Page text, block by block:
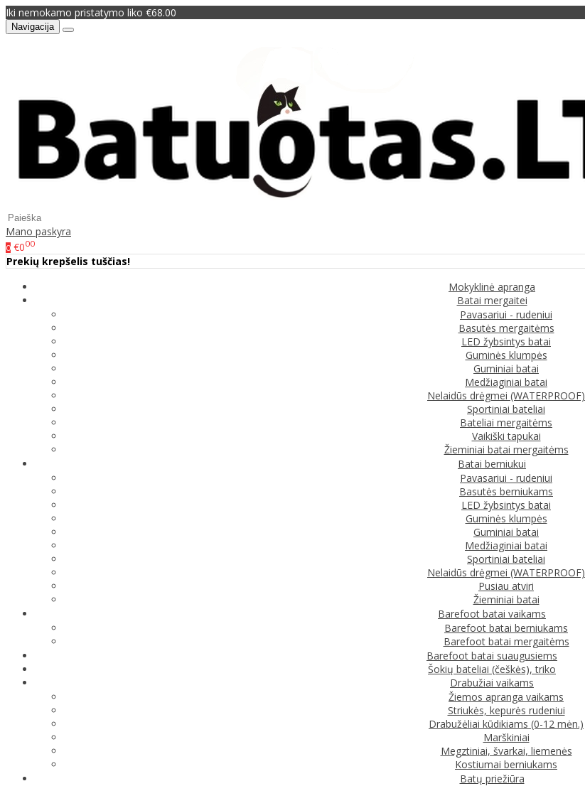
Iki nemokamo pristatymo liko €68.00
Navigacija
Mano paskyra
0 €000
Prekių krepšelis tuščias!
Mokyklinė apranga
Batai mergaitei
Pavasariui - rudeniui
Basutės mergaitėms
LED žybsintys batai
Guminės klumpės
Guminiai batai
Medžiaginiai batai
Nelaidūs drėgmei (WATERPROOF)
Sportiniai bateliai
Bateliai mergaitėms
Vaikiški tapukai
Žieminiai batai mergaitėms
Batai berniukui
Pavasariui - rudeniui
Basutės berniukams
LED žybsintys batai
Guminės klumpės
Guminiai batai
Medžiaginiai batai
Sportiniai bateliai
Nelaidūs drėgmei (WATERPROOF)
Pusiau atviri
Žieminiai batai
Barefoot batai vaikams
Barefoot batai berniukams
Barefoot batai mergaitėms
Barefoot batai suaugusiems
Šokių bateliai (češkės), triko
Drabužiai vaikams
Žiemos apranga vaikams
Striukės, kepurės rudeniui
Drabužėliai kūdikiams (0-12 mėn.)
Marškiniai
Megztiniai, švarkai, liemenės
Kostiumai berniukams
Batų priežiūra